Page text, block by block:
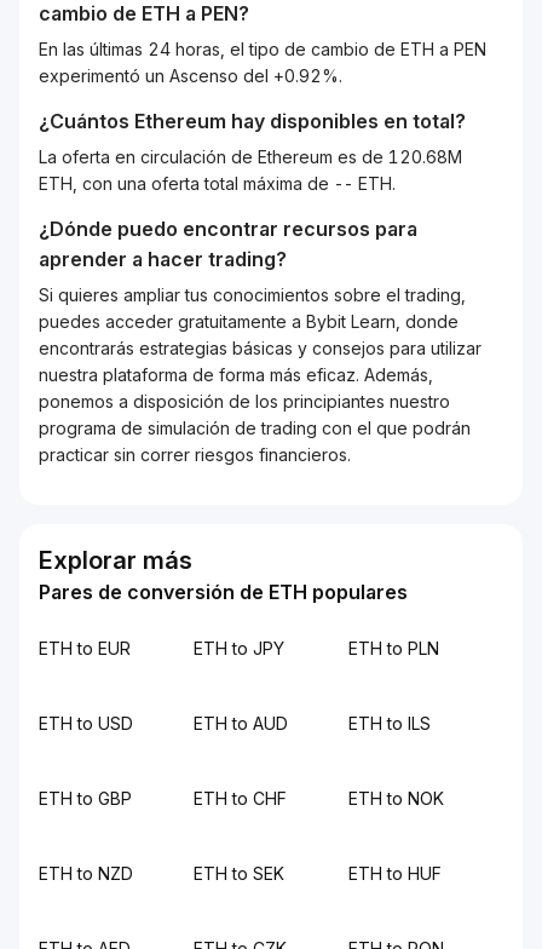
cambio de ETH a PEN?
En las últimas 24 horas, el tipo de cambio de ETH a PEN
experimentó un Ascenso del +0.92%.
¿Cuántos Ethereum hay disponibles en total?
La oferta en circulación de Ethereum es de 120.68M
ETH, con una oferta total máxima de -- ETH.
¿Dónde puedo encontrar recursos para
aprender a hacer trading?
Si quieres ampliar tus conocimientos sobre el trading,
puedes acceder gratuitamente a Bybit Learn, donde
encontrarás estrategias básicas y consejos para utilizar
nuestra plataforma de forma más eficaz. Además,
ponemos a disposición de los principiantes nuestro
programa de simulación de trading con el que podrán
practicar sin correr riesgos financieros.
Explorar más
Pares de conversión de ETH populares
ETH to EUR ETH to JPY ETH to PLN
ETH to USD ETH to AUD ETH to ILS
ETH to GBP ETH to CHF ETH to NOK
ETH to NZD ETH to SEK ETH to HUF